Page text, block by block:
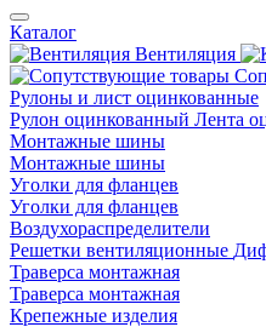
Каталог
Вентиляция
Рулоны и лист оцинкованные
Рулон оцинкованный Лента
Монтажные шины
Монтажные шины
Уголки для фланцев
Уголки для фланцев
Воздухораспределители
Решетки вентиляционные
Траверса монтажная
Траверса монтажная
Крепежные изделия